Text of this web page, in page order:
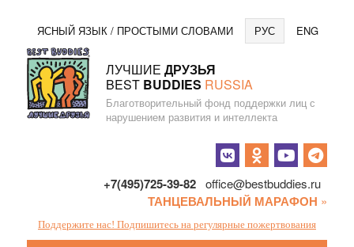
Перейти
к
содержанию
ЯСНЫЙ ЯЗЫК / ПРОСТЫМИ СЛОВАМИ РУС ENG
ЛУЧШИЕ ДРУЗЬЯ
BEST BUDDIES RUSSIA
Благотворительный фонд поддержки лиц с
нарушением развития и интеллекта
+7(495)725-39-82 office@bestbuddies.ru
ТАНЦЕВАЛЬНЫЙ МАРАФОН »
Поддержите нас! Подпишитесь на регулярные пожертвования